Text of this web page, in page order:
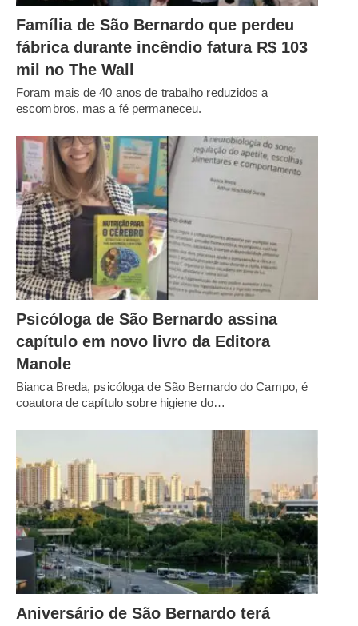
Família de São Bernardo que perdeu
fábrica durante incêndio fatura R$ 103
mil no The Wall
Foram mais de 40 anos de trabalho reduzidos a
escombros, mas a fé permaneceu.
Psicóloga de São Bernardo assina
capítulo em novo livro da Editora
Manole
Bianca Breda, psicóloga de São Bernardo do Campo, é
coautora de capítulo sobre higiene do…
Aniversário de São Bernardo terá